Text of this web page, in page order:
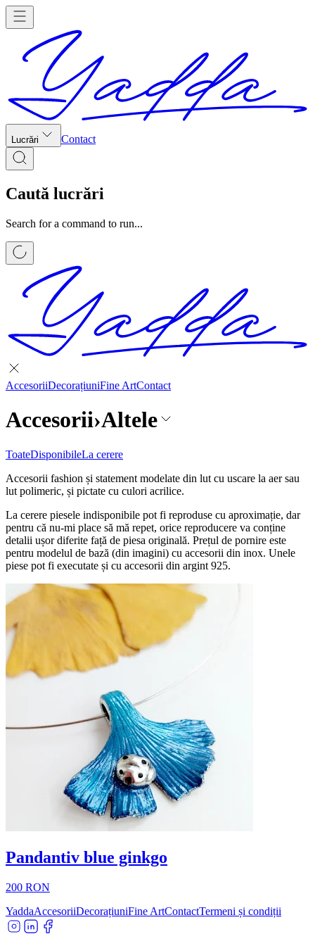
Lucrări Contact
Caută lucrări
Search for a command to run...
AccesoriiDecorațiuniFine ArtContact
Accesorii›Altele
ToateDisponibileLa cerere
Accesorii fashion și statement modelate din lut cu uscare la aer sau
lut polimeric, și pictate cu culori acrilice.
La cerere piesele indisponibile pot fi reproduse cu aproximație, dar
pentru că nu-mi place să mă repet, orice reproducere va conține
detalii ușor diferite față de piesa originală. Prețul de pornire este
pentru modelul de bază (din imagini) cu accesorii din inox. Unele
piese pot fi executate și cu accesorii din argint 925.
Pandantiv blue ginkgo
200 RON
YaddaAccesoriiDecorațiuniFine ArtContactTermeni și condiții